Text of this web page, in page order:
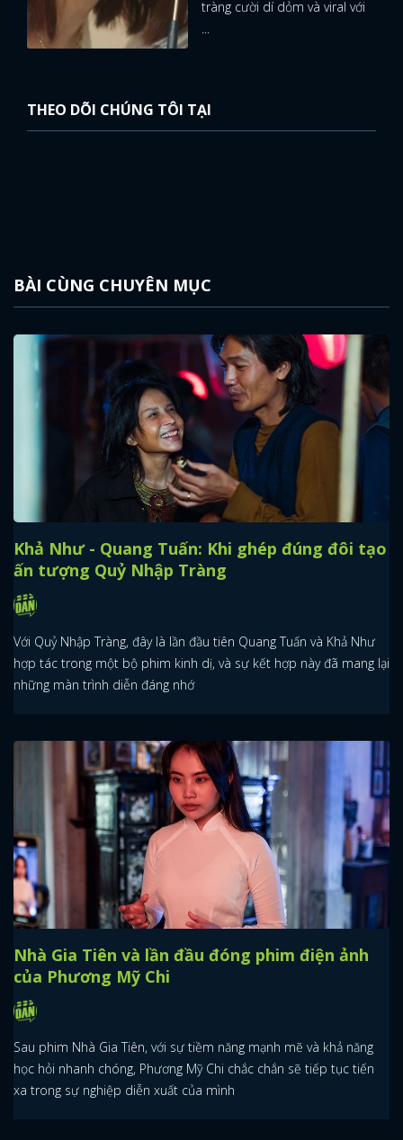
tràng cười dí dỏm và viral với
...
THEO DÕI CHÚNG TÔI TẠI
BÀI CÙNG CHUYÊN MỤC
Khả Như - Quang Tuấn: Khi ghép đúng đôi tạo
ấn tượng Quỷ Nhập Tràng
Với Quỷ Nhập Tràng, đây là lần đầu tiên Quang Tuấn và Khả Như
hợp tác trong một bộ phim kinh dị, và sự kết hợp này đã mang lại
những màn trình diễn đáng nhớ
Nhà Gia Tiên và lần đầu đóng phim điện ảnh
của Phương Mỹ Chi
Sau phim Nhà Gia Tiên, với sự tiềm năng mạnh mẽ và khả năng
học hỏi nhanh chóng, Phương Mỹ Chi chắc chắn sẽ tiếp tục tiến
xa trong sự nghiệp diễn xuất của mình